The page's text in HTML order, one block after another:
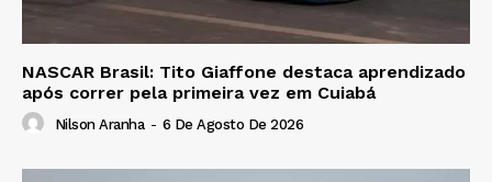
NASCAR Brasil: Tito Giaffone destaca aprendizado
após correr pela primeira vez em Cuiabá
Nilson Aranha - 6 De Agosto De 2026